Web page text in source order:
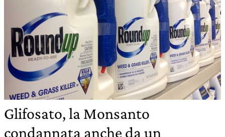
Glifosato, la Monsanto
condannata anche da un